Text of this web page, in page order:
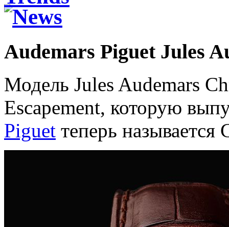
Audemars Piguet Jules
Модель Jules Audemars
Escapement, которую
Piguet теперь называется